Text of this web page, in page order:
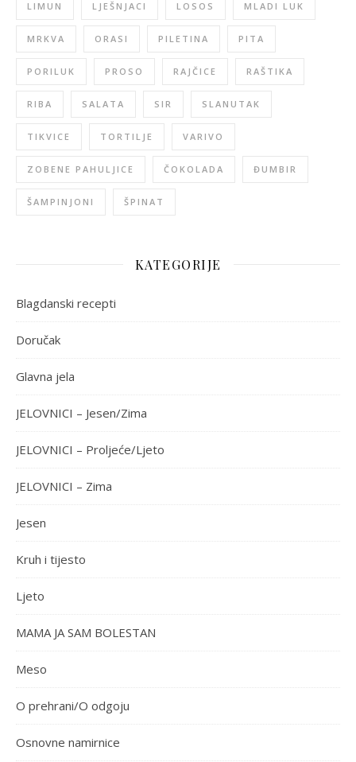
LIMUN LJEŠNJACI LOSOS MLADI LUK
MRKVA ORASI PILETINA PITA
PORILUK PROSO RAJČICE RAŠTIKA
RIBA SALATA SIR SLANUTAK
TIKVICE TORTILJE VARIVO
ZOBENE PAHULJICE ČOKOLADA ĐUMBIR
ŠAMPINJONI ŠPINAT
KATEGORIJE
Blagdanski recepti
Doručak
Glavna jela
JELOVNICI – Jesen/Zima
JELOVNICI – Proljeće/Ljeto
JELOVNICI – Zima
Jesen
Kruh i tijesto
Ljeto
MAMA JA SAM BOLESTAN
Meso
O prehrani/O odgoju
Osnovne namirnice